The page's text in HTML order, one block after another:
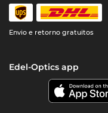
Envio e retorno gratuitos
Edel-Optics app